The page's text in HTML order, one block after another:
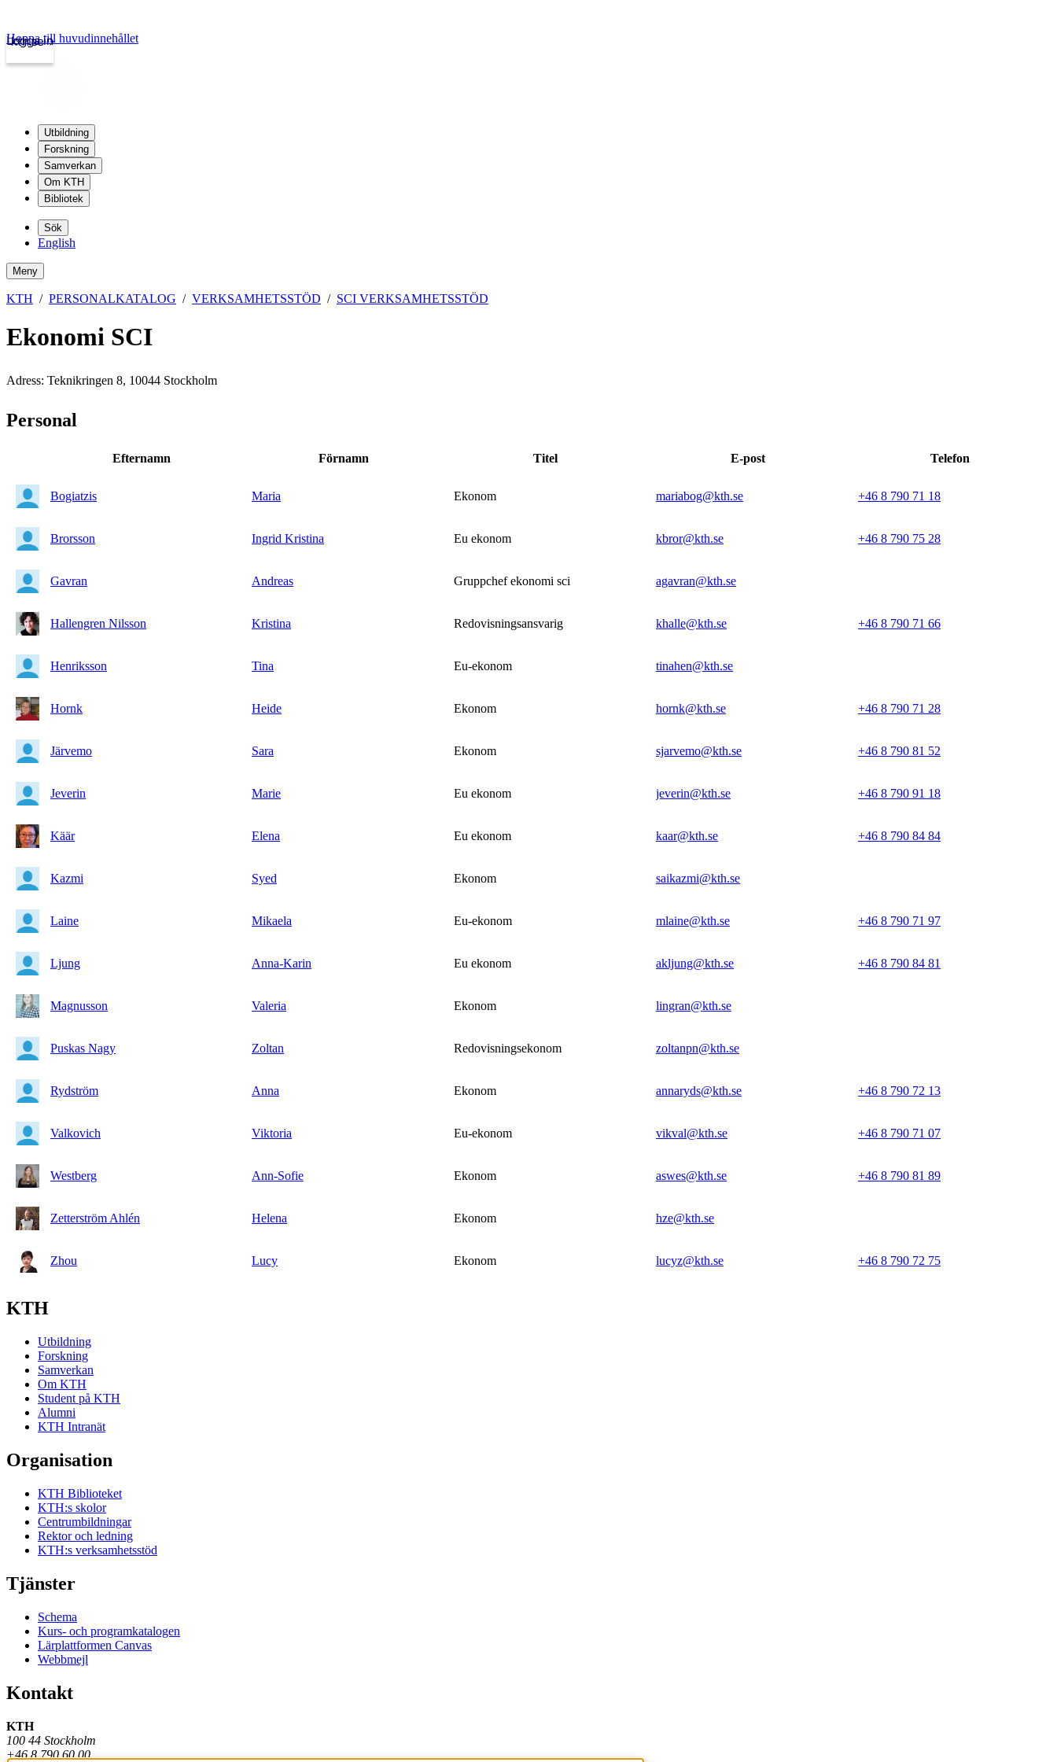
kth.se
Logga in
Hoppa till huvudinnehållet
Utbildning
Forskning
Samverkan
Om KTH
Bibliotek
Sök
English
Meny
KTH PERSONALKATALOG VERKSAMHETSSTÖD SCI VERKSAMHETSSTÖD
Ekonomi SCI
Adress: Teknikringen 8, 10044 Stockholm
Personal
Efternamn Förnamn Titel E-post Telefon
Bogiatzis Maria Ekonom mariabog@kth.se +46 8 790 71 18
Brorsson Ingrid Kristina Eu ekonom kbror@kth.se +46 8 790 75 28
Gavran Andreas Gruppchef ekonomi sci agavran@kth.se
Hallengren Nilsson Kristina Redovisningsansvarig khalle@kth.se +46 8 790 71 66
Henriksson Tina Eu-ekonom tinahen@kth.se
Hornk Heide Ekonom hornk@kth.se +46 8 790 71 28
Järvemo Sara Ekonom sjarvemo@kth.se +46 8 790 81 52
Jeverin Marie Eu ekonom jeverin@kth.se +46 8 790 91 18
Käär Elena Eu ekonom kaar@kth.se +46 8 790 84 84
Kazmi Syed Ekonom saikazmi@kth.se
Laine Mikaela Eu-ekonom mlaine@kth.se +46 8 790 71 97
Ljung Anna-Karin Eu ekonom akljung@kth.se +46 8 790 84 81
Magnusson Valeria Ekonom lingran@kth.se
Puskas Nagy Zoltan Redovisningsekonom zoltanpn@kth.se
Rydström Anna Ekonom annaryds@kth.se +46 8 790 72 13
Valkovich Viktoria Eu-ekonom vikval@kth.se +46 8 790 71 07
Westberg Ann-Sofie Ekonom aswes@kth.se +46 8 790 81 89
Zetterström Ahlén Helena Ekonom hze@kth.se
Zhou Lucy Ekonom lucyz@kth.se +46 8 790 72 75
KTH
Utbildning
Forskning
Samverkan
Om KTH
Student på KTH
Alumni
KTH Intranät
Organisation
KTH Biblioteket
KTH:s skolor
Centrumbildningar
Rektor och ledning
KTH:s verksamhetsstöd
Tjänster
Schema
Kurs- och programkatalogen
Lärplattformen Canvas
Webbmejl
Kontakt
KTH
100 44 Stockholm
+46 8 790 60 00